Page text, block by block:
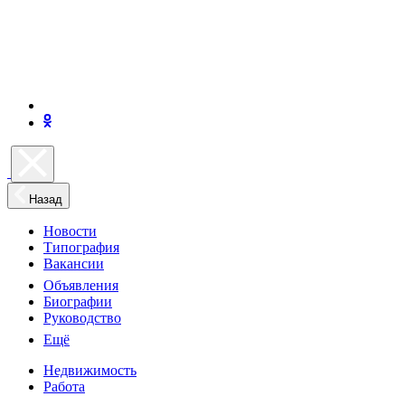
Назад
Новости
Типография
Вакансии
Объявления
Биографии
Руководство
Ещё
Недвижимость
Работа